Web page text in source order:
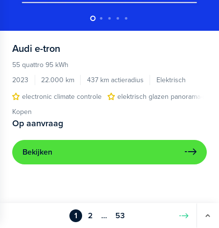
Audi e-tron
55 quattro 95 kWh
2023
22.000 km 437 km actieradius
Elektrisch
electronic climate controle
elektrisch glazen panorama-dak
Kopen
Op aanvraag
Bekijken
1 2 ... 53 Volgende